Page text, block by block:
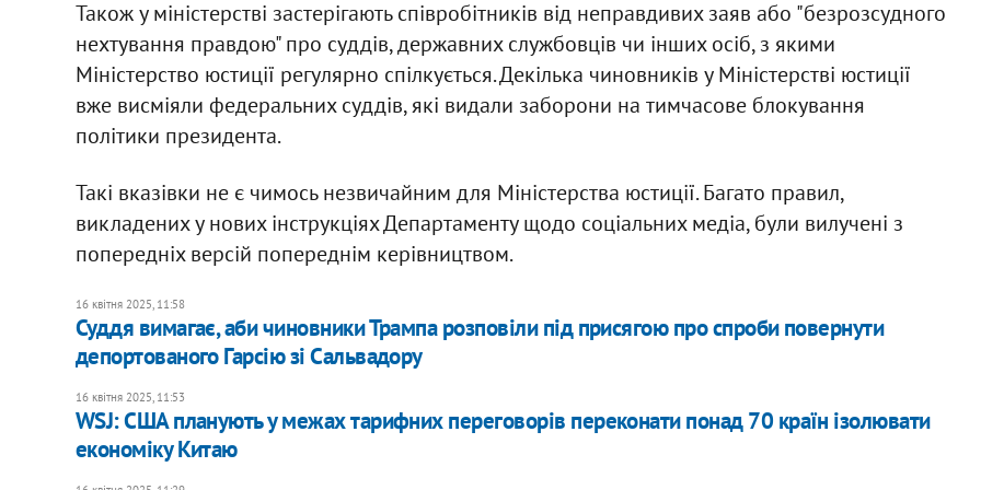
Також у міністерстві застерігають співробітників від неправдивих заяв або "безрозсудного
нехтування правдою" про суддів, державних службовців чи інших осіб, з якими
Міністерство юстиції регулярно спілкується. Декілька чиновників у Міністерстві юстиції
вже висміяли федеральних суддів, які видали заборони на тимчасове блокування
політики президента.
Такі вказівки не є чимось незвичайним для Міністерства юстиції. Багато правил,
викладених у нових інструкціях Департаменту щодо соціальних медіа, були вилучені з
попередніх версій попереднім керівництвом.
16 квітня 2025, 11:58
Суддя вимагає, аби чиновники Трампа розповіли під присягою про спроби повернути
депортованого Гарсію зі Сальвадору
16 квітня 2025, 11:53
WSJ: США планують у межах тарифних переговорів переконати понад 70 країн ізолювати
економіку Китаю